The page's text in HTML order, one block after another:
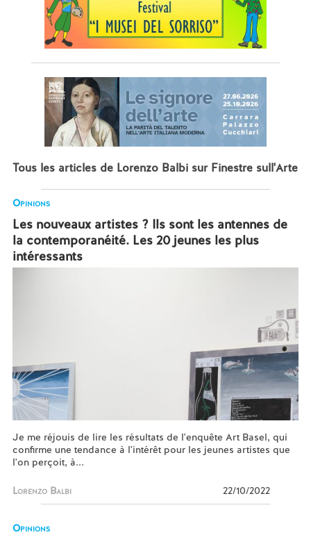
Tous les articles de Lorenzo Balbi sur Finestre sull'Arte
Opinions
Les nouveaux artistes ? Ils sont les antennes de
la contemporanéité. Les 20 jeunes les plus
intéressants
Je me réjouis de lire les résultats de l'enquête Art Basel, qui
confirme une tendance à l'intérêt pour les jeunes artistes que
l'on perçoit, à...
Lorenzo Balbi 22/10/2022
Opinions